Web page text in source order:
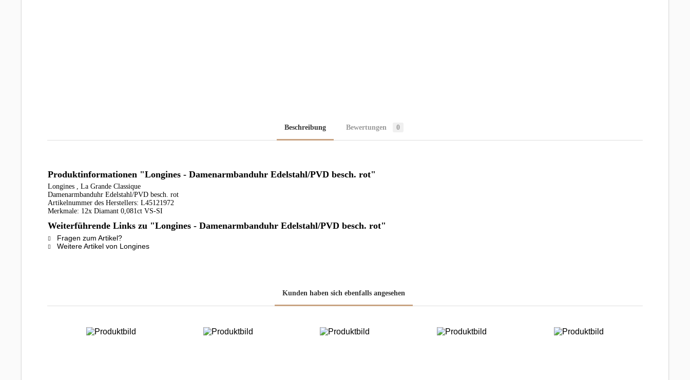
Beschreibung Bewertungen 0
Produktinformationen "Longines - Damenarmbanduhr Edelstahl/PVD besch. rot"
Longines , La Grande Classique
Damenarmbanduhr Edelstahl/PVD besch. rot
Artikelnummer des Herstellers: L45121972
Merkmale: 12x Diamant 0,081ct VS-SI
Weiterführende Links zu "Longines - Damenarmbanduhr Edelstahl/PVD besch. rot"
Fragen zum Artikel?
Weitere Artikel von Longines
Kunden haben sich ebenfalls angesehen